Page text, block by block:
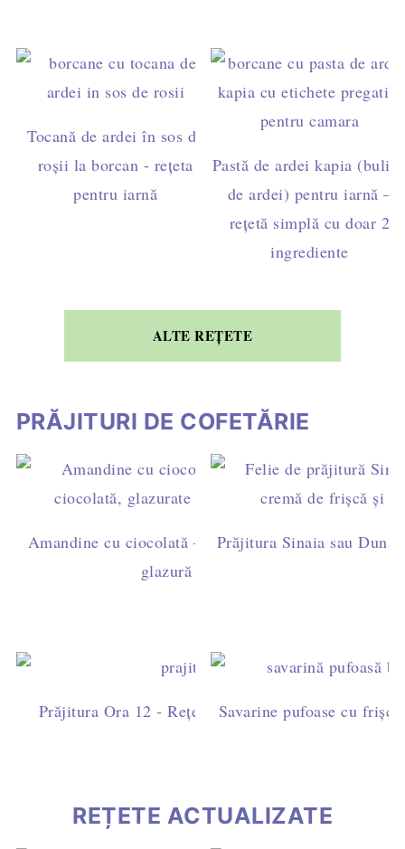
Tocană de ardei în sos de
roșii la borcan - rețeta
pentru iarnă
Pastă de ardei kapia
de ardei) pentru iarnă –
rețetă simplă cu doar 2
ingrediente
ALTE REȚETE
PRĂJITURI DE COFETĂRIE
Amandine cu ciocolată – rețetă ușoară de casă, cu
glazură simplă (fără fondant)
Prăjitura Sinaia sau
Prăjitura Ora 12 - Rețetă ușoară cu blat de cacao,
Savarine pufoase cu
REȚETE ACTUALIZATE